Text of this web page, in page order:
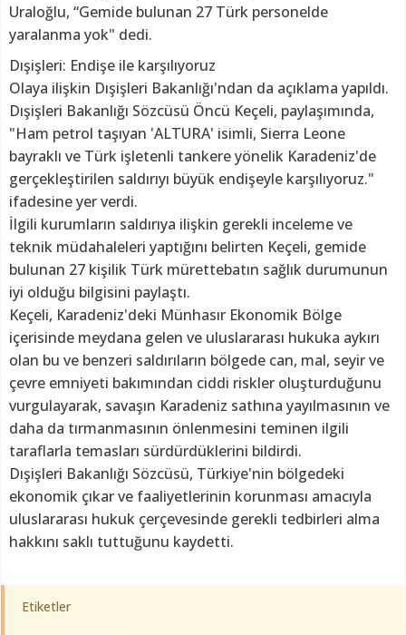
Uraloğlu, “Gemide bulunan 27 Türk personelde
yaralanma yok" dedi.
Dışişleri: Endişe ile karşılıyoruz
Olaya ilişkin Dışişleri Bakanlığı'ndan da açıklama yapıldı.
Dışişleri Bakanlığı Sözcüsü Öncü Keçeli, paylaşımında,
"Ham petrol taşıyan 'ALTURA' isimli, Sierra Leone
bayraklı ve Türk işletenli tankere yönelik Karadeniz'de
gerçekleştirilen saldırıyı büyük endişeyle karşılıyoruz."
ifadesine yer verdi.
İlgili kurumların saldırıya ilişkin gerekli inceleme ve
teknik müdahaleleri yaptığını belirten Keçeli, gemide
bulunan 27 kişilik Türk mürettebatın sağlık durumunun
iyi olduğu bilgisini paylaştı.
Keçeli, Karadeniz'deki Münhasır Ekonomik Bölge
içerisinde meydana gelen ve uluslararası hukuka aykırı
olan bu ve benzeri saldırıların bölgede can, mal, seyir ve
çevre emniyeti bakımından ciddi riskler oluşturduğunu
vurgulayarak, savaşın Karadeniz sathına yayılmasının ve
daha da tırmanmasının önlenmesini teminen ilgili
taraflarla temasları sürdürdüklerini bildirdi.
Dışişleri Bakanlığı Sözcüsü, Türkiye'nin bölgedeki
ekonomik çıkar ve faaliyetlerinin korunması amacıyla
uluslararası hukuk çerçevesinde gerekli tedbirleri alma
hakkını saklı tuttuğunu kaydetti.
Etiketler